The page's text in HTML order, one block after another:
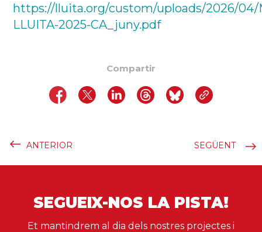
https://lluita.org/custom/uploads/2026/04/
LLUITA-2025-CA_juny.pdf
Compartir
ANTERIOR SEGÜENT
SEGUEIX-NOS LA PISTA!
Et mantindrem al dia dels nostres projectes i